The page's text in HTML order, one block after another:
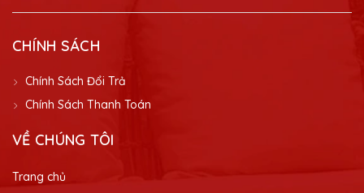
CHÍNH SÁCH
Chính Sách Đổi Trả
Chính Sách Thanh Toán
VỀ CHÚNG TÔI
Trang chủ